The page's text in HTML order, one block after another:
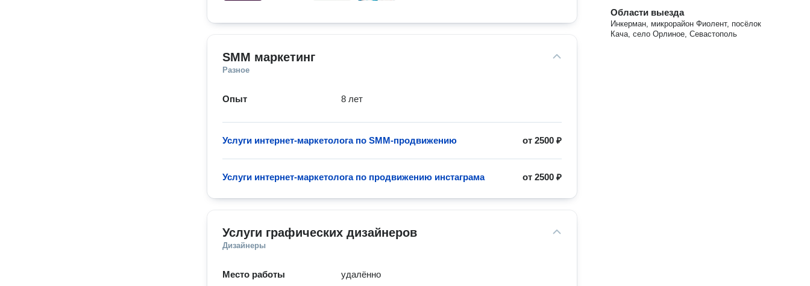
SMM маркетинг
Разное
Опыт 8 лет
от2500 ₽
Услуги интернет-маркетолога по SMM-продвижению
от2500 ₽
Услуги интернет-маркетолога по продвижению инстаграма
Услуги графических дизайнеров
Дизайнеры
Место работы удалённо
Области выезда
Инкерман, микрорайон Фиолент, посёлок
Кача, село Орлиное, Севастополь